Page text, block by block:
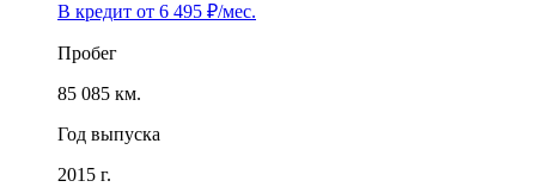
В кредит от 6 495 ₽/мес.
Пробег
85 085 км.
Год выпуска
2015 г.